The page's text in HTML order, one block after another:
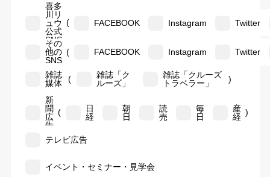
喜多
川リ
ュウ
公式
SNS
( FACEBOOK Instagram Twitter
その
他の
SNS
( FACEBOOK Instagram Twitter
雑誌
媒体
(
雑誌「ク
ルーズ」
雑誌「クルーズ
トラベラー」
)
新
聞
広
告
(
日
経
朝
日
読
売
毎
日
産
経 )
テレビ広告
イベント・セミナー・見学会